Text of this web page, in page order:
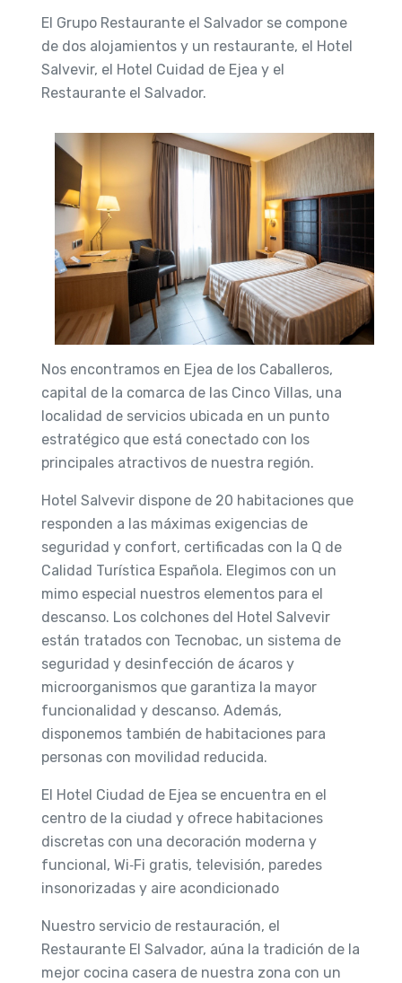
El Grupo Restaurante el Salvador se compone
de dos alojamientos y un restaurante, el Hotel
Salvevir, el Hotel Cuidad de Ejea y el
Restaurante el Salvador.
Nos encontramos en Ejea de los Caballeros,
capital de la comarca de las Cinco Villas, una
localidad de servicios ubicada en un punto
estratégico que está conectado con los
principales atractivos de nuestra región.
Hotel Salvevir dispone de 20 habitaciones que
responden a las máximas exigencias de
seguridad y confort, certificadas con la Q de
Calidad Turística Española. Elegimos con un
mimo especial nuestros elementos para el
descanso. Los colchones del Hotel Salvevir
están tratados con Tecnobac, un sistema de
seguridad y desinfección de ácaros y
microorganismos que garantiza la mayor
funcionalidad y descanso. Además,
disponemos también de habitaciones para
personas con movilidad reducida.
El Hotel Ciudad de Ejea se encuentra en el
centro de la ciudad y ofrece habitaciones
discretas con una decoración moderna y
funcional, Wi‑Fi gratis, televisión, paredes
insonorizadas y aire acondicionado
Nuestro servicio de restauración, el
Restaurante El Salvador, aúna la tradición de la
mejor cocina casera de nuestra zona con un